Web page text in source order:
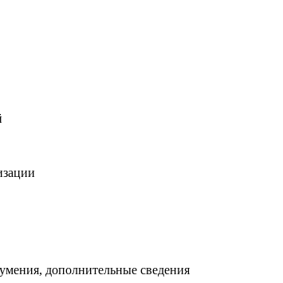
дополнительные сведения